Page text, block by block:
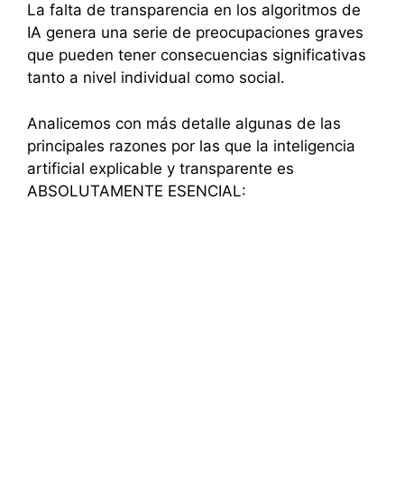
La falta de transparencia en los algoritmos de
IA genera una serie de preocupaciones graves
que pueden tener consecuencias significativas
tanto a nivel individual como social.
Analicemos con más detalle algunas de las
principales razones por las que la inteligencia
artificial explicable y transparente es
ABSOLUTAMENTE ESENCIAL: